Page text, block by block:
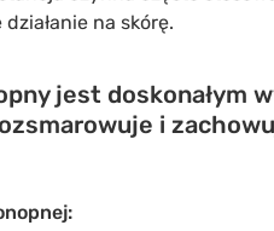
na skórę.
jest doskonałym
i